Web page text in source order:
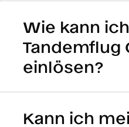
Wie kann
Tandemflug
einlösen?
Kann ich